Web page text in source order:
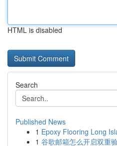
HTML is disabled
Search
Published News
1 Epoxy Flooring Long
1 谷歌邮箱怎么开启双重